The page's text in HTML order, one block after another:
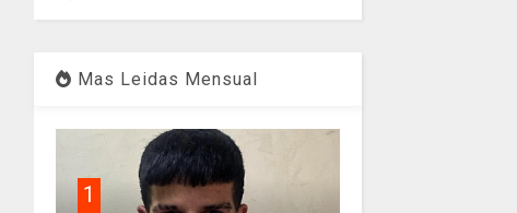
Mas Leidas Mensual
1